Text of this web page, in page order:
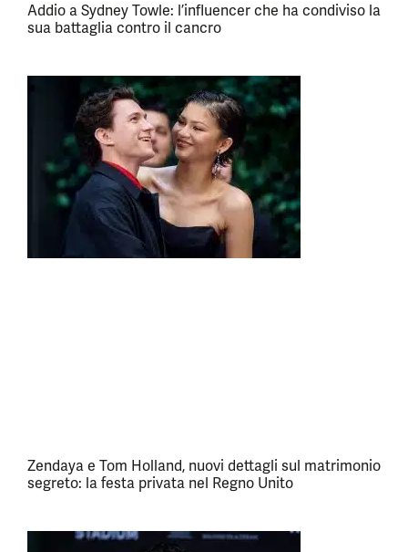
Addio a Sydney Towle: l’influencer che ha condiviso la
sua battaglia contro il cancro
Zendaya e Tom Holland, nuovi dettagli sul matrimonio
segreto: la festa privata nel Regno Unito